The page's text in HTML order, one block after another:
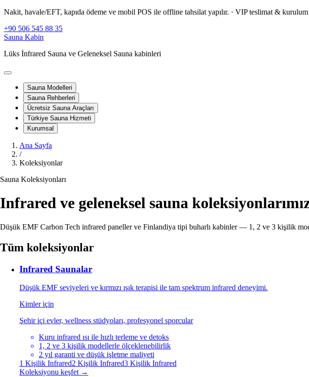
Nakit, havale/EFT, kapıda ödeme ve mobil POS ile offline tahsilat yapılır. · VIP teslimat & kurulum
+90 506 545 88 35
Sauna Kabin
Lüks İnfrared Sauna ve Geleneksel Sauna kabinleri
Sauna Modelleri
Sauna Rehberleri
Ücretsiz Sauna Araçları
Türkiye Sauna Hizmeti
Kurumsal
Ana Sayfa
/
Koleksiyonlar
Sauna Koleksiyonları
Infrared ve geleneksel sauna
Düşük EMF Carbon Tech infrared paneller ve Finlandiya tipi buharlı kabinler — 1, 2 ve 3 kişilik
Tüm koleksiyonlar
Infrared Saunalar
Düşük EMF seviyeleri ve kırmızı ışık terapisi ile tam spektrum infrared deneyimi.
Kimler için
Şehir içi evler, wellness stüdyoları, profesyonel sporcular
Kuru infrared ısı ile hızlı terleme ve detoks
1, 2 ve 3 kişilik modellerle ölçeklenebilirlik
2 yıl garanti ve düşük işletme maliyeti
1 Kişilik Infrared2 Kişilik Infrared3 Kişilik Infrared
Koleksiyonu keşfet →